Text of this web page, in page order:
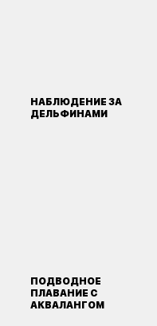
НАБЛЮДЕНИЕ ЗА
ДЕЛЬФИНАМИ
ПОДВОДНОЕ
ПЛАВАНИЕ С
АКВАЛАНГОМ